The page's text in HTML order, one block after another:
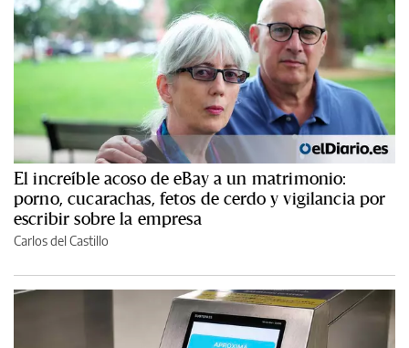
El increíble acoso de eBay a un matrimonio:
porno, cucarachas, fetos de cerdo y vigilancia por
escribir sobre la empresa
Carlos del Castillo